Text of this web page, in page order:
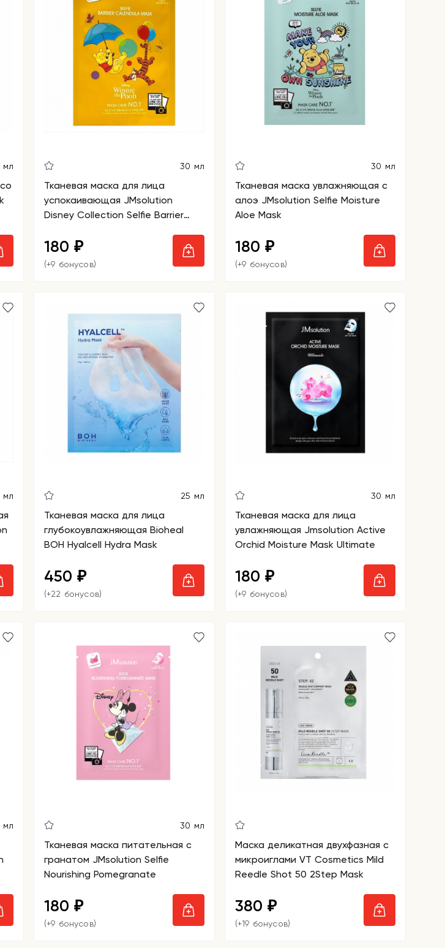
мл 30 мл
Тканевая маска для лица
успокаивающая JMsolution
Disney Collection Selfie Barrier
180 ₽
(+9 бонусов)
30 мл
Тканевая маска увлажняющая с
алоэ JMsolution Selfie Moisture
Aloe Mask
180 ₽
(+9 бонусов)
мл 25 мл
Тканевая маска для лица
глубокоувлажняющая Bioheal
BOH Hyalcell Hydra Mask
450 ₽
(+22 бонусов)
30 мл
Тканевая маска для лица
увлажняющая Jmsolution Active
Orchid Moisture Mask Ultimate
180 ₽
(+9 бонусов)
мл 30 мл
Тканевая маска питательная с
гранатом JMsolution Selfie
Nourishing Pomegranate
180 ₽
(+9 бонусов)
Маска деликатная двухфазная с
микроиглами VT Cosmetics Mild
Reedle Shot 50 2Step Mask
380 ₽
(+19 бонусов)